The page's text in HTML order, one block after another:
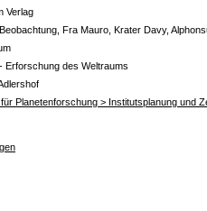
Verlag
Fra Mauro, Krater Davy,
Erforschung des Weltraums
Planetenforschung > Institutsplanung und